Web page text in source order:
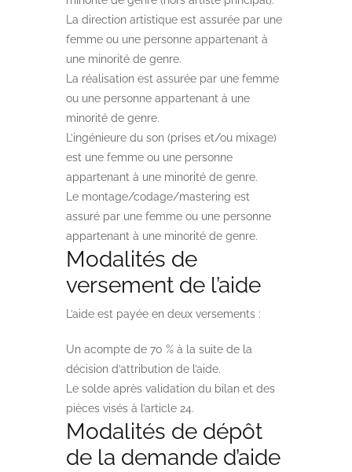
La direction artistique est assurée par une
femme ou une personne appartenant à
une minorité de genre.
La réalisation est assurée par une femme
ou une personne appartenant à une
minorité de genre.
L’ingénieure du son (prises et/ou mixage)
est une femme ou une personne
appartenant à une minorité de genre.
Le montage/codage/mastering est
assuré par une femme ou une personne
appartenant à une minorité de genre.
Modalités de
versement de l’aide
L’aide est payée en deux versements :
Un acompte de 70 % à la suite de la
décision d’attribution de l’aide.
Le solde après validation du bilan et des
pièces visés à l’article 24.
Modalités de dépôt
de la demande d’aide